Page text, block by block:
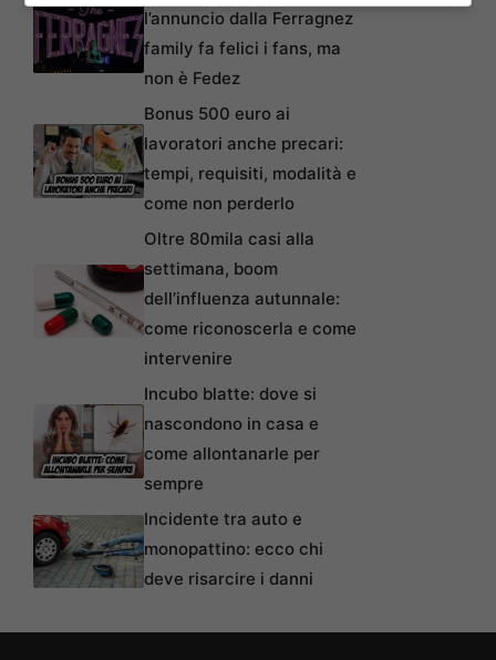
l’annuncio dalla Ferragnez
family fa felici i fans, ma
non è Fedez
Bonus 500 euro ai
lavoratori anche precari:
tempi, requisiti, modalità e
come non perderlo
Oltre 80mila casi alla
settimana, boom
dell’influenza autunnale:
come riconoscerla e come
intervenire
Incubo blatte: dove si
nascondono in casa e
come allontanarle per
sempre
Incidente tra auto e
monopattino: ecco chi
deve risarcire i danni